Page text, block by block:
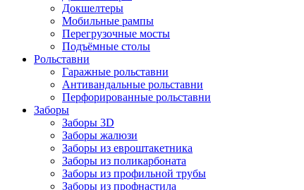
Докшелтеры
Мобильные рампы
Перегрузочные мосты
Подъёмные столы
Рольставни
Гаражные рольставни
Антивандальные рольставни
Перфорированные рольставни
Заборы
Заборы 3D
Заборы жалюзи
Заборы из евроштакетника
Заборы из поликарбоната
Заборы из профильной трубы
Заборы из профнастила